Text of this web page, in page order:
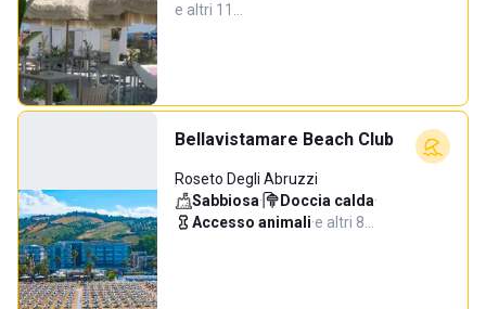
e altri 11…
Bellavistamare Beach Club
Roseto Degli Abruzzi
Sabbiosa· Doccia calda·
Accesso animali·e altri 8…